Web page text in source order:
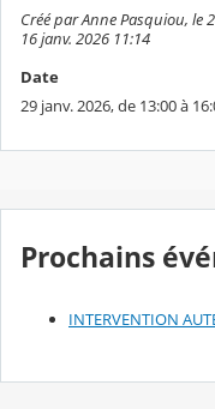
Créé par Anne Pasquiou, le
16 janv. 2026 11:14
Date
29 janv. 2026, de 13:00 à
Prochains
INTERVENTION